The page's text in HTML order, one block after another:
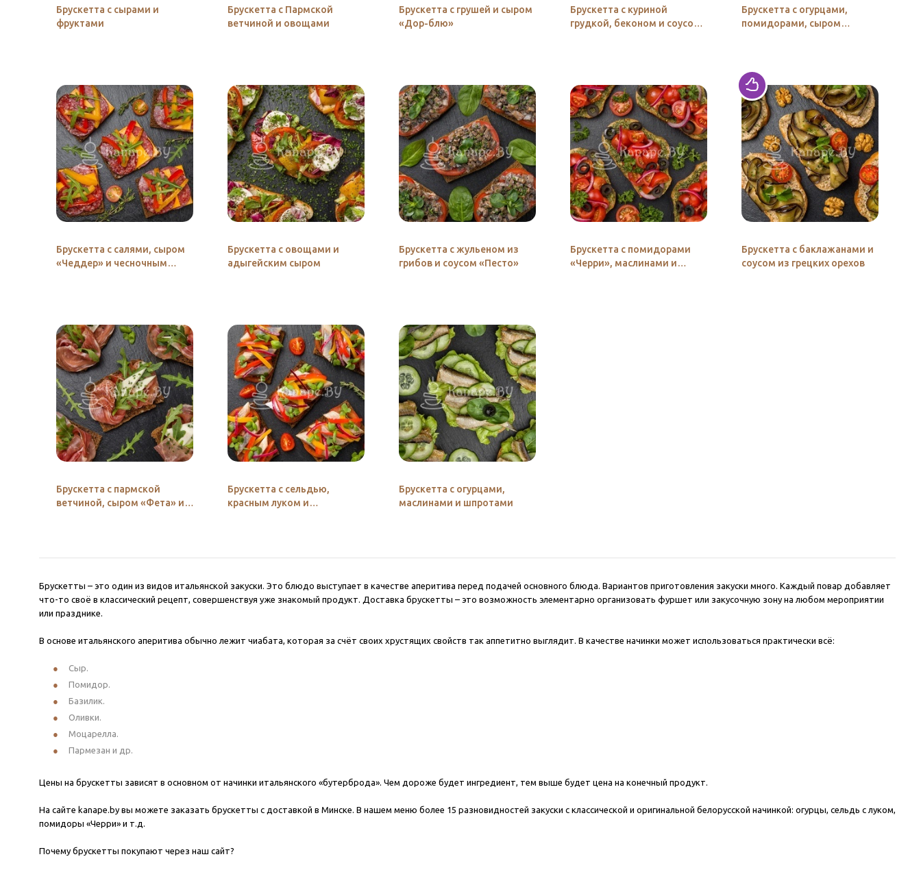
Брускетта с сырами и
фруктами
Брускетта с Пармской
ветчиной и овощами
Брускетта с грушей и сыром
«Дор-блю»
Брускетта с куриной
грудкой, беконом и соусом
Брускетта с огурцами,
помидорами, сыром
Брускетта с салями, сыром
«Чеддер» и чесночным
Брускетта с овощами и
адыгейским сыром
Брускетта с жульеном из
грибов и соусом «Песто»
Брускетта с помидорами
«Черри», маслинами и
Брускетта с баклажанами и
соусом из грецких орехов
Брускетта с пармской
ветчиной, сыром «Фета» и
Брускетта с сельдью,
красным луком и
Брускетта с огурцами,
маслинами и шпротами
Брускетты – это один из видов итальянской закуски. Это блюдо выступает в качестве аперитива перед подачей основного блюда. Вариантов приготовления закуски много. Каждый повар добавляет
что-то своё в классический рецепт, совершенствуя уже знакомый продукт. Доставка брускетты – это возможность элементарно организовать фуршет или закусочную зону на любом мероприятии
или празднике.
В основе итальянского аперитива обычно лежит чиабата, которая за счёт своих хрустящих свойств так аппетитно выглядит. В качестве начинки может использоваться практически всё:
Сыр.
Помидор.
Базилик.
Оливки.
Моцарелла.
Пармезан и др.
Цены на брускетты зависят в основном от начинки итальянского «бутерброда». Чем дороже будет ингредиент, тем выше будет цена на конечный продукт.
На сайте kanape.by вы можете заказать брускетты с доставкой в Минске. В нашем меню более 15 разновидностей закуски с классической и оригинальной белорусской начинкой: огурцы, сельдь с луком,
помидоры «Черри» и т.д.
Почему брускетты покупают через наш сайт?